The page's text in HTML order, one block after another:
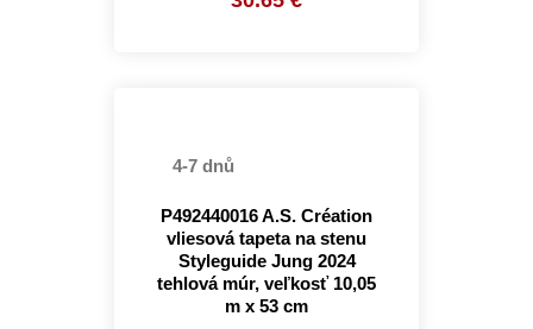
4-7 dnů
P492440016 A.S. Création
vliesová tapeta na stenu
Styleguide Jung 2024
tehlová múr, veľkosť 10,05
m x 53 cm